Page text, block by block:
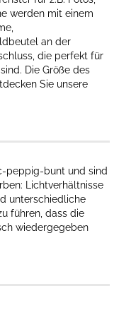
werden mit einem
an der
die perfekt für
Die Größe des
Sie unsere
peppig-bunt und sind
Lichtverhältnisse
unterschiedliche
führen, dass die
wiedergegeben